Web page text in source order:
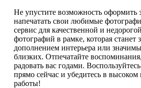
Не упустите возможность оформить
напечатать свои любимые
сервис для качественной и
фотографий в рамке, которая станет
дополнением интерьера или
близких. Отпечатайте
радовать вас годами.
прямо сейчас и убедитесь в высоком
работы!